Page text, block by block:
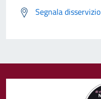
Segnala disservizio